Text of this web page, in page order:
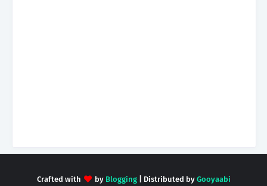
Crafted with by Blogging| Distributed by Gooyaabi